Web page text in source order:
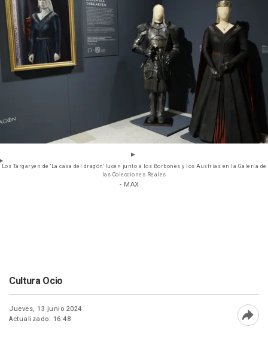
Los Targaryen de 'La casa del dragón' lucen junto a los Borbones y los Austrias en la Galería de
las Colecciones Reales
- MAX
Cultura Ocio
Jueves, 13 junio 2024
Actualizado: 16:48